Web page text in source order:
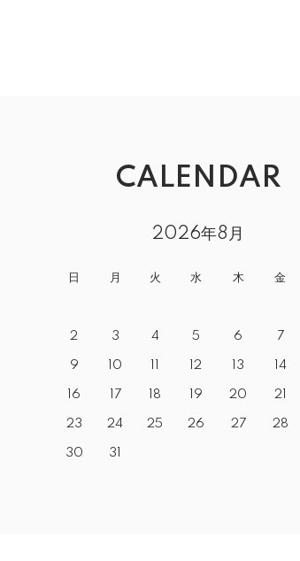
CALENDAR
2026年8月
日 月 火 水 木 金
2 3 4 5 6 7
9 10 12 13 14
16 17 18 19 20 21
23 24 25 26 27 28
30 31